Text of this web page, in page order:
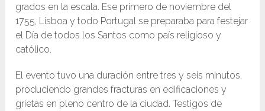
grados en la escala. Ese primero de noviembre del
1755, Lisboa y todo Portugal se preparaba para festejar
el Día de todos los Santos como país religioso y
católico.
El evento tuvo una duración entre tres y seis minutos,
produciendo grandes fracturas en edificaciones y
grietas en pleno centro de la ciudad. Testigos de